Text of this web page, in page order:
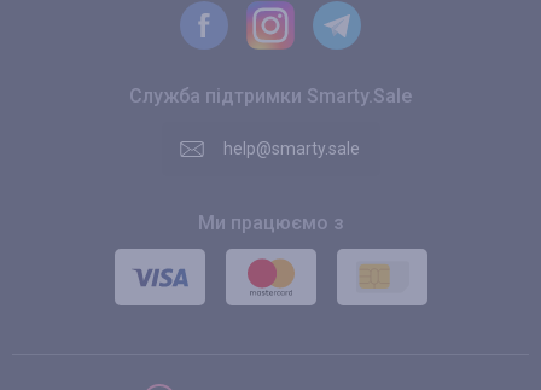
Служба підтримки Smarty.Sale
help@smarty.sale
Ми працюємо з